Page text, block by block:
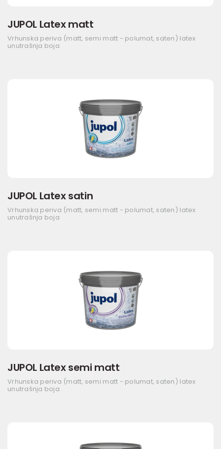
JUPOL Latex matt
Vrhunska periva (matt, semi matt - polumat, saten) latex
unutrašnja boja
JUPOL Latex satin
Vrhunska periva (matt, semi matt - polumat, saten) latex
unutrašnja boja
JUPOL Latex semi matt
Vrhunska periva (matt, semi matt - polumat, saten) latex
unutrašnja boja